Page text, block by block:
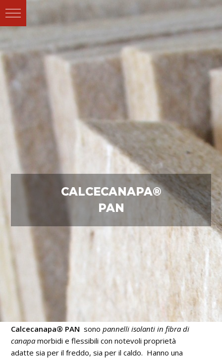
CALCECANAPA®
PAN
Calcecanapa® PANsonopannelli isolanti in fibra di
canapa morbidi e flessibili con notevoli proprietà
adatte sia per il freddo, sia per il caldo. Hanno una